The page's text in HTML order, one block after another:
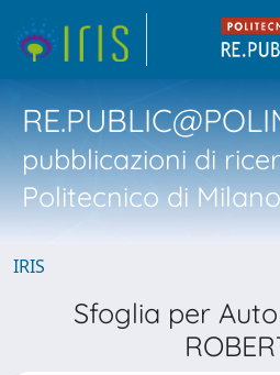
pubblicazioni di
Politecnico di Milano
IRIS
Sfoglia per